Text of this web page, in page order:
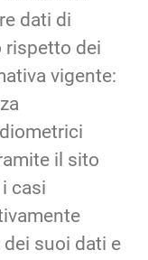
dati di
rispetto dei
vigente:
il sito
casi
suoi dati e